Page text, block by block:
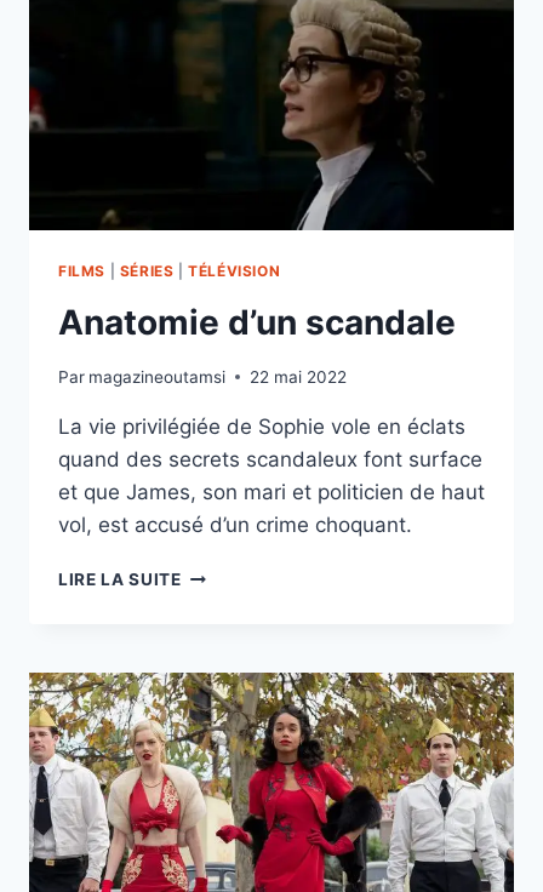
DE
SQUID
GAME
DES
FILMS SÉRIES |TÉLÉVISION
Anatomie d’un scandale
Par magazineoutamsi 22 mai 2022
La vie privilégiée de Sophie vole en éclats
quand des secrets scandaleux font surface
et que James, son mari et politicien de haut
vol, est accusé d’un crime choquant.
LIRE LA SUITEANATOMIE